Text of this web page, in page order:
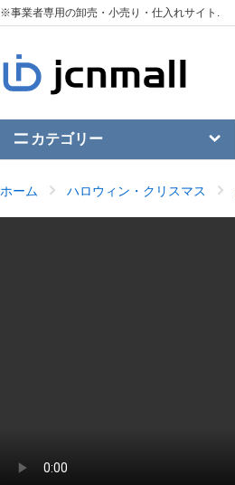
※事業者専用の卸売・小売り・仕入れサイト.
カテゴリー
ホーム ハロウィン・クリスマス